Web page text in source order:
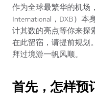
作为全球最繁华的机场，
International，DXB）
计其数的亮点等你来探
在此留宿，请提前规划
拜过境游一帆风顺。
首先，怎样预